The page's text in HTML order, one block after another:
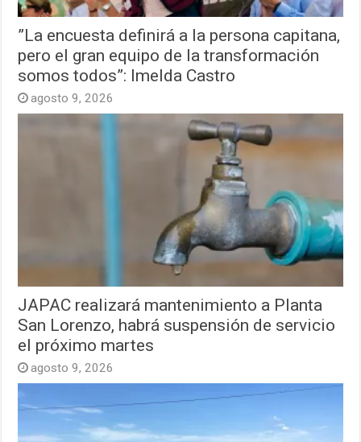
”La encuesta definirá a la persona capitana,
pero el gran equipo de la transformación
somos todos”: Imelda Castro
agosto 9, 2026
JAPAC realizará mantenimiento a Planta
San Lorenzo, habrá suspensión de servicio
el próximo martes
agosto 9, 2026